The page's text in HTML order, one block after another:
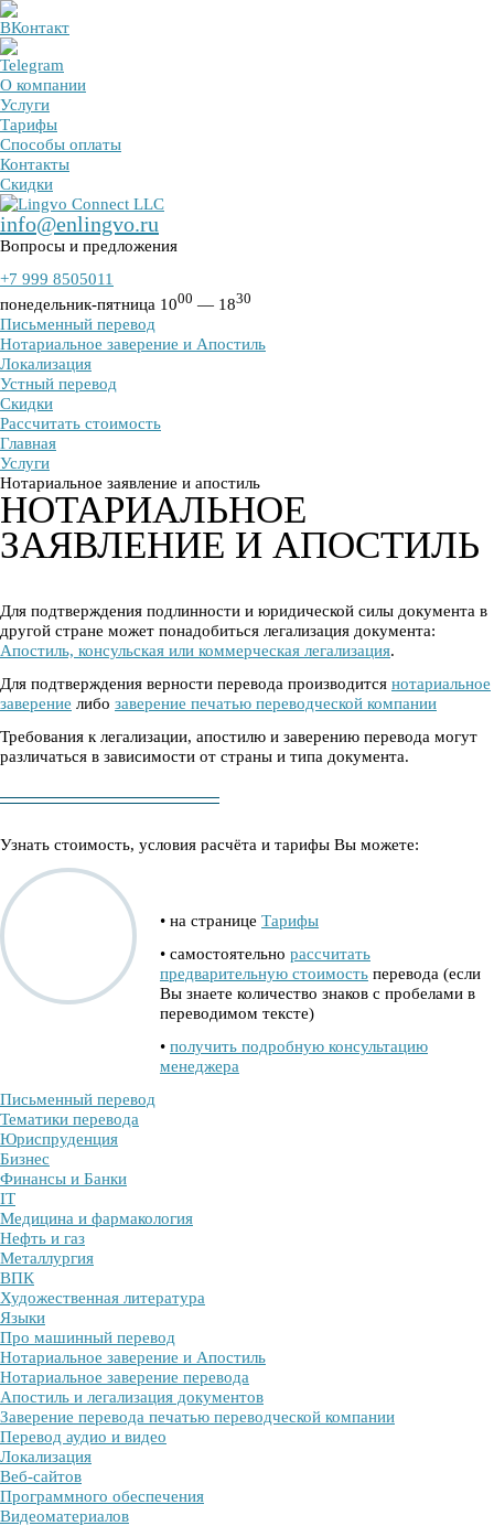
О компании
Услуги
Тарифы
Способы оплаты
Контакты
Скидки
info@enlingvo.ru
Вопросы и предложения
+7 999 8505011
понедельник-пятница 1000 — 1830
Письменный перевод
Нотариальное заверение и Апостиль
Локализация
Устный перевод
Скидки
Рассчитать стоимость
Главная
Услуги
Нотариальное заявление и апостиль
НОТАРИАЛЬНОЕ
ЗАЯВЛЕНИЕ И АПОСТИЛЬ
Для подтверждения подлинности и юридической силы документа в
другой стране может понадобиться легализация документа:
Апостиль, консульская или коммерческая легализация.
Для подтверждения верности перевода производится нотариальное
заверение либо заверение печатью переводческой компании
Требования к легализации, апостилю и заверению перевода могут
различаться в зависимости от страны и типа документа.
Узнать стоимость, условия расчёта и тарифы Вы можете:
• на странице Тарифы
• самостоятельно рассчитать
предварительную стоимость перевода (если
Вы знаете количество знаков с пробелами в
переводимом тексте)
• получить подробную консультацию
менеджера
Письменный перевод
Тематики перевода
Юриспруденция
Бизнес
Финансы и Банки
IT
Медицина и фармакология
Нефть и газ
Металлургия
ВПК
Художественная литература
Языки
Про машинный перевод
Нотариальное заверение и Апостиль
Нотариальное заверение перевода
Апостиль и легализация документов
Заверение перевода печатью переводческой компании
Перевод аудио и видео
Локализация
Веб-сайтов
Программного обеспечения
Видеоматериалов